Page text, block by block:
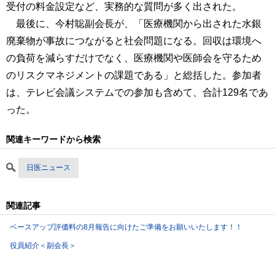
受付の料金設定など、実務的な質問が多く出された。
最後に、今村聡副会長が、「医療機関から出された水銀
廃棄物が事故につながると社会問題になる。回収は環境へ
の負荷を減らすだけでなく、医療機関や医師会を守るため
のリスクマネジメントの課題である」と総括した。参加者
は、テレビ会議システムでの参加も含めて、合計129名であ
った。
関連キーワードから検索
日医ニュース
関連記事
ベースアップ評価料の8月報告に向けたご準備をお願いいたします！！
役員紹介＜副会長＞